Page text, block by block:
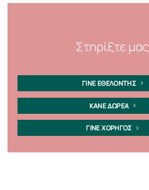
Στηρίξτε μας
ΓΙΝΕ ΕΘΕΛΟΝΤΗΣ
ΚΑΝΕ ΔΩΡΕΑ
ΓΙΝΕ ΧΟΡΗΓΟΣ